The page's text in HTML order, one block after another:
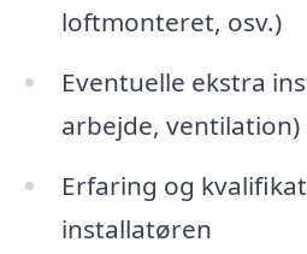
loftmonteret, osv.)
Eventuelle ekstra
arbejde, ventilation)
Erfaring og
installatøren